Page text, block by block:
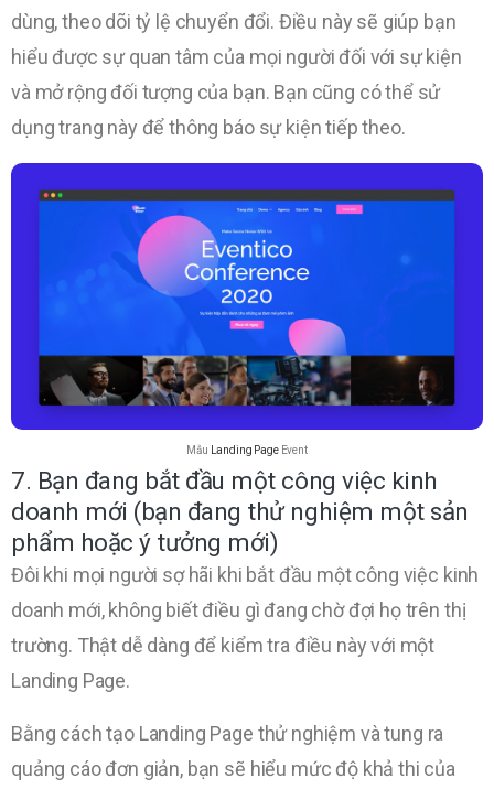
dùng, theo dõi tỷ lệ chuyển đổi. Điều này sẽ giúp bạn
hiểu được sự quan tâm của mọi người đối với sự kiện
và mở rộng đối tượng của bạn. Bạn cũng có thể sử
dụng trang này để thông báo sự kiện tiếp theo.
Mẫu Landing PageEvent
7. Bạn đang bắt đầu một công việc kinh
doanh mới (bạn đang thử nghiệm một sản
phẩm hoặc ý tưởng mới)
Đôi khi mọi người sợ hãi khi bắt đầu một công việc kinh
doanh mới, không biết điều gì đang chờ đợi họ trên thị
trường. Thật dễ dàng để kiểm tra điều này với một
Landing Page.
Bằng cách tạo Landing Page thử nghiệm và tung ra
quảng cáo đơn giản, bạn sẽ hiểu mức độ khả thi của